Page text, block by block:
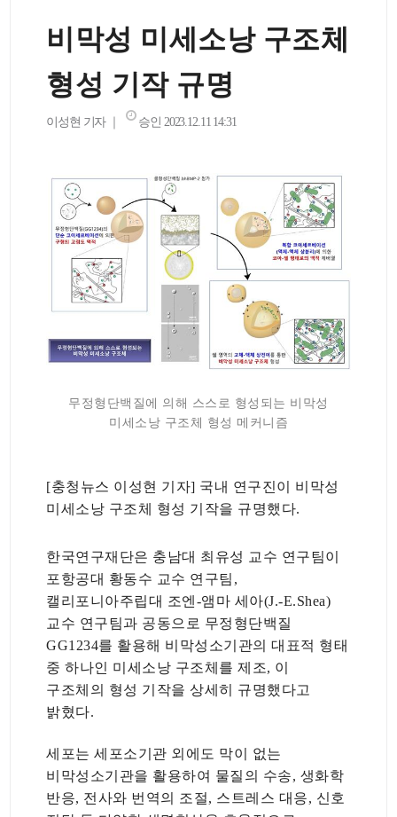
비막성 미세소낭 구조체
형성 기작 규명
이성현 기자｜ 승인 2023.12.11 14:31
무정형단백질에 의해 스스로 형성되는 비막성
미세소낭 구조체 형성 메커니즘
[충청뉴스 이성현 기자] 국내 연구진이 비막성
미세소낭 구조체 형성 기작을 규명했다.
한국연구재단은 충남대 최유성 교수 연구팀이
포항공대 황동수 교수 연구팀,
캘리포니아주립대 조엔-앰마 세아(J.-E.Shea)
교수 연구팀과 공동으로 무정형단백질
GG1234를 활용해 비막성소기관의 대표적 형태
중 하나인 미세소낭 구조체를 제조, 이
구조체의 형성 기작을 상세히 규명했다고
밝혔다.
세포는 세포소기관 외에도 막이 없는
비막성소기관을 활용하여 물질의 수송, 생화학
반응, 전사와 번역의 조절, 스트레스 대응, 신호